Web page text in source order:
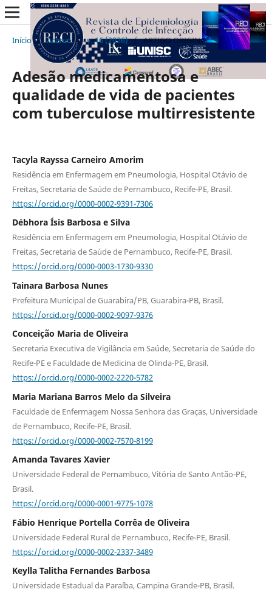
Início / Acervo / v. 16 (2026) / ARTIGO ORIGINAL
Adesão medicamentosa e
qualidade de vida de pacientes
com tuberculose multirresistente
Tacyla Rayssa Carneiro Amorim
Residência em Enfermagem em Pneumologia, Hospital Otávio de
Freitas, Secretaria de Saúde de Pernambuco, Recife-PE, Brasil.
https://orcid.org/0000-0002-9391-7306
Débhora Ísis Barbosa e Silva
Residência em Enfermagem em Pneumologia, Hospital Otávio de
Freitas, Secretaria de Saúde de Pernambuco, Recife-PE, Brasil.
https://orcid.org/0000-0003-1730-9330
Tainara Barbosa Nunes
Prefeitura Municipal de Guarabira/PB, Guarabira-PB, Brasil.
https://orcid.org/0000-0002-9097-9376
Conceição Maria de Oliveira
Secretaria Executiva de Vigilância em Saúde, Secretaria de Saúde do
Recife-PE e Faculdade de Medicina de Olinda-PE, Brasil.
https://orcid.org/0000-0002-2220-5782
Maria Mariana Barros Melo da Silveira
Faculdade de Enfermagem Nossa Senhora das Graças, Universidade
de Pernambuco, Recife-PE, Brasil.
https://orcid.org/0000-0002-7570-8199
Amanda Tavares Xavier
Universidade Federal de Pernambuco, Vitória de Santo Antão-PE,
Brasil.
https://orcid.org/0000-0001-9775-1078
Fábio Henrique Portella Corrêa de Oliveira
Universidade Federal Rural de Pernambuco, Recife-PE, Brasil.
https://orcid.org/0000-0002-2337-3489
Keylla Talitha Fernandes Barbosa
Universidade Estadual da Paraíba, Campina Grande-PB, Brasil.